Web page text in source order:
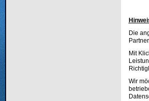
Die
Mit
Wir